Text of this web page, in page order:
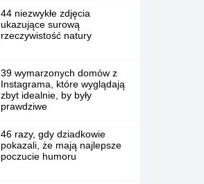
44 niezwykłe zdjęcia
ukazujące surową
rzeczywistość natury
39 wymarzonych domów z
Instagrama, które wyglądają
zbyt idealnie, by były
prawdziwe
46 razy, gdy dziadkowie
pokazali, że mają najlepsze
poczucie humoru